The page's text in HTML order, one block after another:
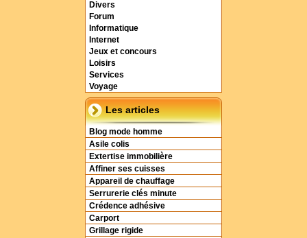
Divers
Forum
Informatique
Internet
Jeux et concours
Loisirs
Services
Voyage
Les articles
Blog mode homme
Asile colis
Extertise immobilière
Affiner ses cuisses
Appareil de chauffage
Serrurerie clés minute
Crédence adhésive
Carport
Grillage rigide